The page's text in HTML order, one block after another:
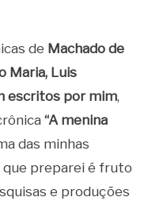
de Machado de
Maria, Luis
escritos por mim,
“A menina
das minhas
que preparei é fruto
e produções